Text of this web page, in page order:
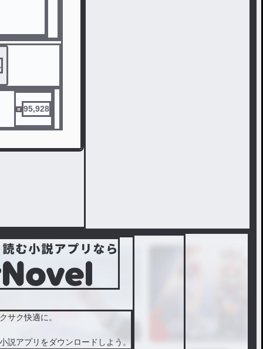
95,928
サク快適に。
説アプリをダウンロードしよう。